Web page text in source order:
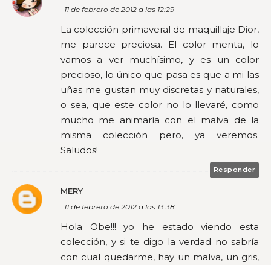
11 de febrero de 2012 a las 12:29
La colección primaveral de maquillaje Dior,
me parece preciosa. El color menta, lo
vamos a ver muchísimo, y es un color
precioso, lo único que pasa es que a mi las
uñas me gustan muy discretas y naturales,
o sea, que este color no lo llevaré, como
mucho me animaría con el malva de la
misma colección pero, ya veremos.
Saludos!
Responder
MERY
11 de febrero de 2012 a las 13:38
Hola Obe!!! yo he estado viendo esta
colección, y si te digo la verdad no sabría
con cual quedarme, hay un malva, un gris,